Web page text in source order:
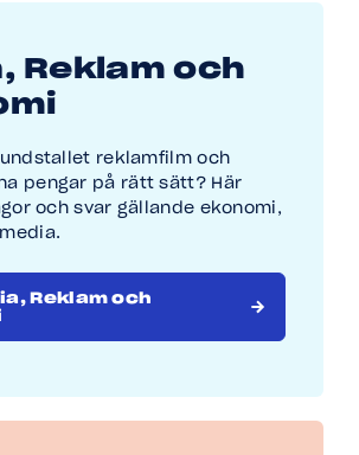
Reklam och
reklamfilm och
pengar på rätt sätt? Här
och svar gällande ekonomi,
Reklam och